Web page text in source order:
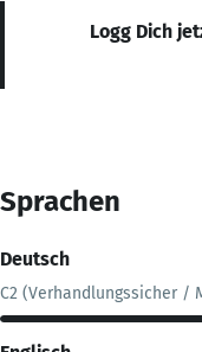
Logg Dich
Sprachen
Deutsch
C2 (Verhandlungssicher /